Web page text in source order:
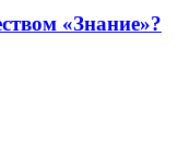
«Знание»?